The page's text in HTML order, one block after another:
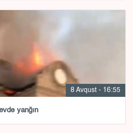
8 Avqust - 16:55
yanğın